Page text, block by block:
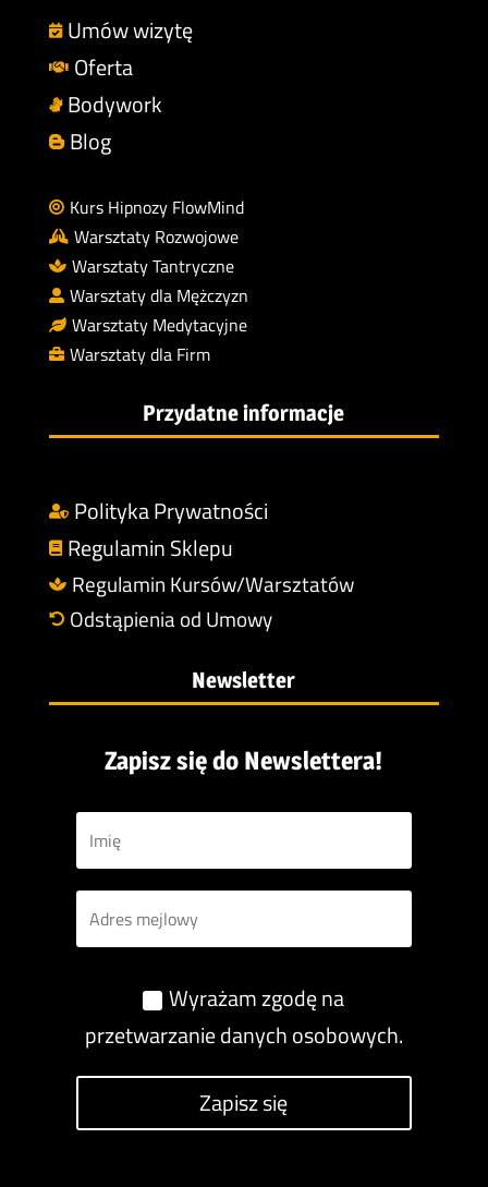
 Umów wizytę
 Oferta
 Bodywork
 Blog
 Kurs Hipnozy FlowMind
 Warsztaty Rozwojowe
 Warsztaty Tantryczne
 Warsztaty dla Mężczyzn
 Warsztaty Medytacyjne
 Warsztaty dla Firm
Przydatne informacje
 Polityka Prywatności
 Regulamin Sklepu
 Regulamin Kursów/Warsztatów
 Odstąpienia od Umowy
Newsletter
Zapisz się do Newslettera!
Wyrażam zgodę na
przetwarzanie danych osobowych.
Zapisz się